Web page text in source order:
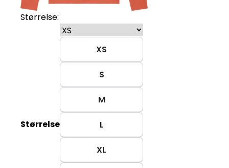
Størrelse:
Størrelse
XS
S
M
L
XL